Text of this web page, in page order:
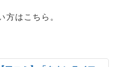
はこちら。